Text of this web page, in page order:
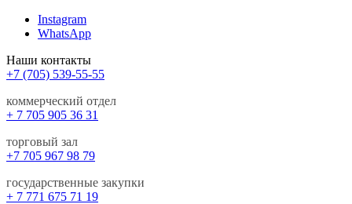
Instagram
WhatsApp
Наши контакты
+7 (705) 539-55-55
коммерческий отдел
+ 7 705 905 36 31
торговый зал
+7 705 967 98 79
государственные закупки
+ 7 771 675 71 19